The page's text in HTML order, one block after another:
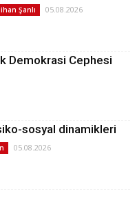
Şanlı 05.08.2026
Demokrasi Cephesi
sosyal dinamikleri
05.08.2026